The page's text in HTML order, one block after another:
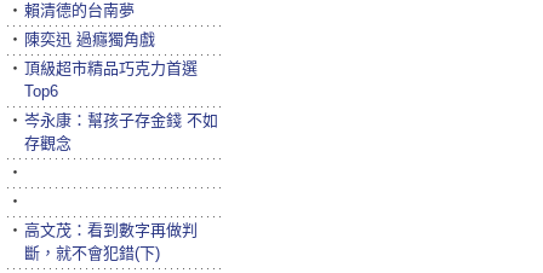
‧ 賴清德的台南夢
‧ 陳奕迅 過癮獨角戲
‧ 頂級超市精品巧克力首選
Top6
‧ 岑永康：幫孩子存金錢 不如
存觀念
‧
‧
‧ 高文茂：看到數字再做判
斷，就不會犯錯(下)